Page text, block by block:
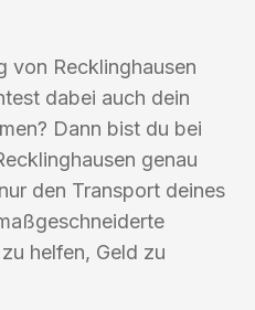
von Recklinghausen
dabei auch dein
Dann bist du bei
genau
den Transport deines
helfen, Geld zu